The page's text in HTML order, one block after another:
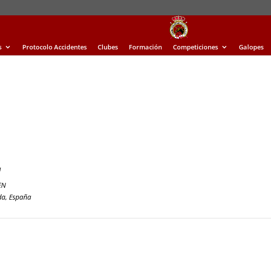
Protocolo Accidentes Clubes Formación Competiciones Galopes
España